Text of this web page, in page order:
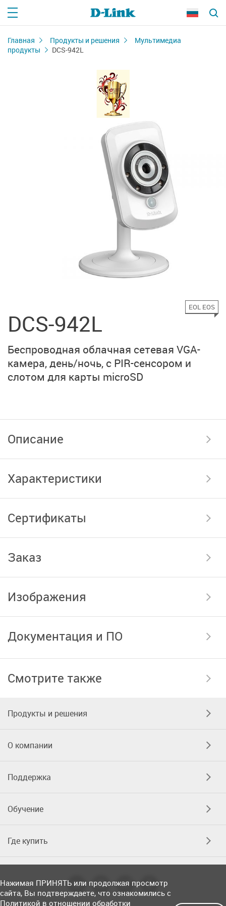
Главная Продукты и решения
Мультимедиа
продукты
DCS-942L
DCS-942L
EOL EOS
Беспроводная облачная сетевая VGA-
камера, день/ночь, с PIR-сенсором и
слотом для карты microSD
Описание
Характеристики
Сертификаты
Заказ
Изображения
Документация и ПО
Смотрите также
Продукты и решения
О компании
Поддержка
Обучение
Где купить
Нажимая ПРИНЯТЬ или продолжая просмотр
сайта, Вы подтверждаете, что ознакомились с
Политикой в отношении обработки